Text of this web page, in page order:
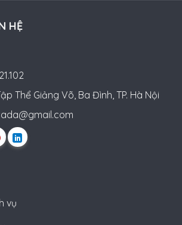
HỆ
Thể Giảng Võ, Ba Đình, TP. Hà Nội
vụ